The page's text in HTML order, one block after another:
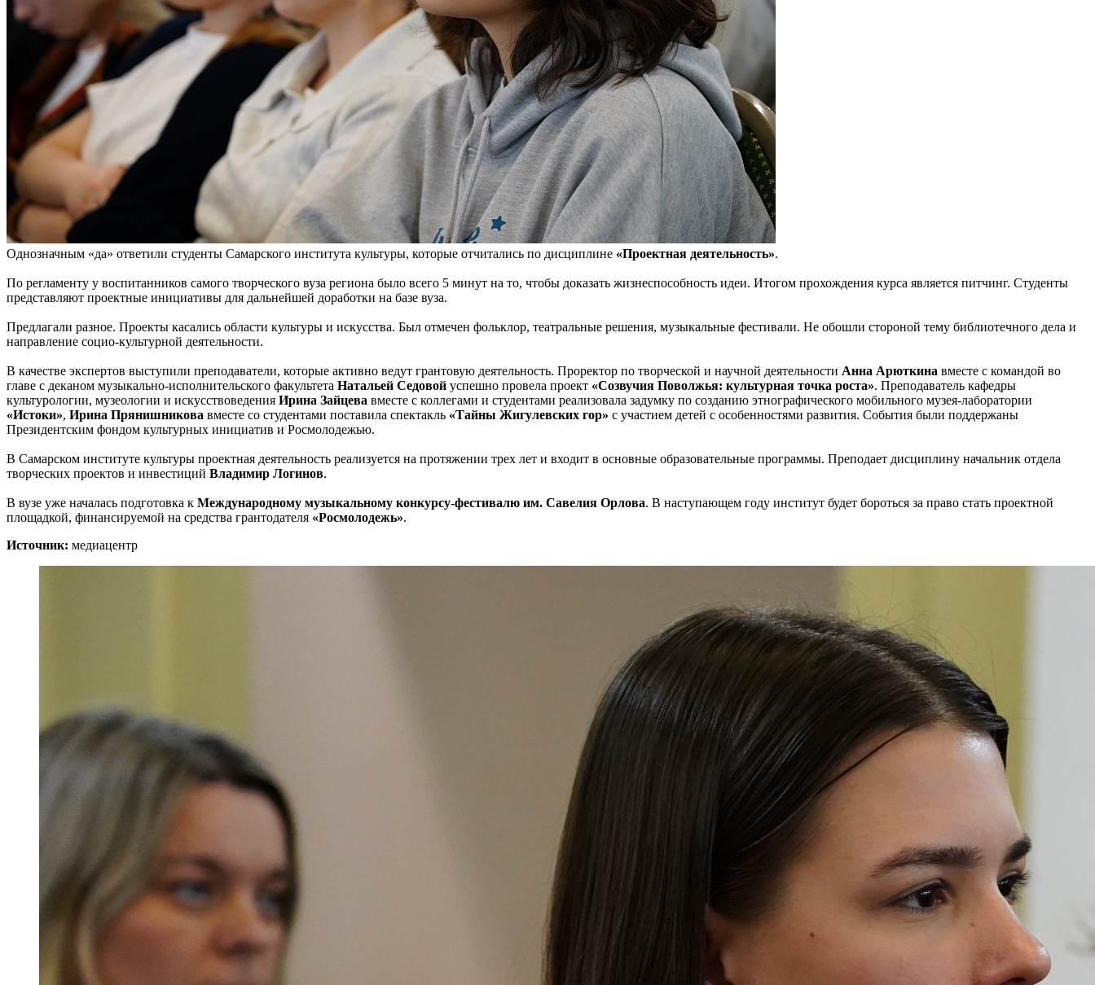
Однозначным «да» ответили студенты Самарского института культуры, которые отчитались по дисциплине «Проектная деятельность».
По регламенту у воспитанников самого творческого вуза региона было всего 5 минут на то, чтобы доказать жизнеспособность идеи. Итогом прохождения курса является питчинг. Студенты
представляют проектные инициативы для дальнейшей доработки на базе вуза.
Предлагали разное. Проекты касались области культуры и искусства. Был отмечен фольклор, театральные решения, музыкальные фестивали. Не обошли стороной тему библиотечного дела и
направление социо-культурной деятельности.
В качестве экспертов выступили преподаватели, которые активно ведут грантовую деятельность. Проректор по творческой и научной деятельности Анна Арюткина вместе с командой во
главе с деканом музыкально-исполнительского факультета Натальей Седовой успешно провела проект «Созвучия Поволжья: культурная точка роста». Преподаватель кафедры
культурологии, музеологии и искусствоведения Ирина Зайцева вместе с коллегами и студентами реализовала задумку по созданию этнографического мобильного музея-лаборатории
«Истоки», Ирина Прянишникова вместе со студентами поставила спектакль «Тайны Жигулевских гор» с участием детей с особенностями развития. События были поддержаны
Президентским фондом культурных инициатив и Росмолодежью.
В Самарском институте культуры проектная деятельность реализуется на протяжении трех лет и входит в основные образовательные программы. Преподает дисциплину начальник отдела
творческих проектов и инвестиций Владимир Логинов.
В вузе уже началась подготовка к Международному музыкальному конкурсу-фестивалю им. Савелия Орлова. В наступающем году институт будет бороться за право стать проектной
площадкой, финансируемой на средства грантодателя «Росмолодежь».
Источник: медиацентр